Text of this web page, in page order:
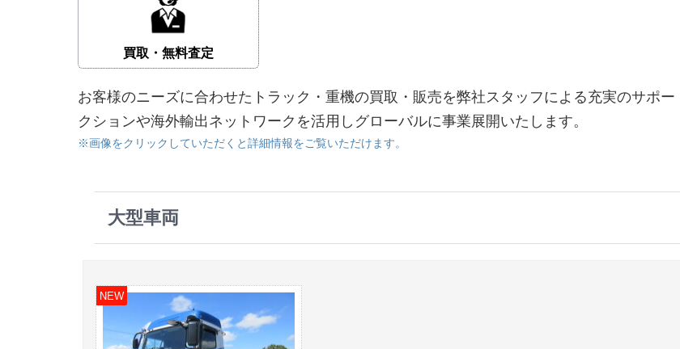
買取・無料査定
お客様のニーズに合わせたトラック・重機の買取・販売を弊社スタッフによる充実のサポ
クションや海外輸出ネットワークを活用しグローバルに事業展開いたします。
※画像をクリックしていただくと詳細情報をご覧いただけます。
大型車両
NEW